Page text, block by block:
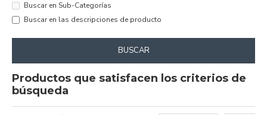
Buscar en Sub-Categorías
Buscar en las descripciones de producto
BUSCAR
Productos que satisfacen los criterios de
búsqueda